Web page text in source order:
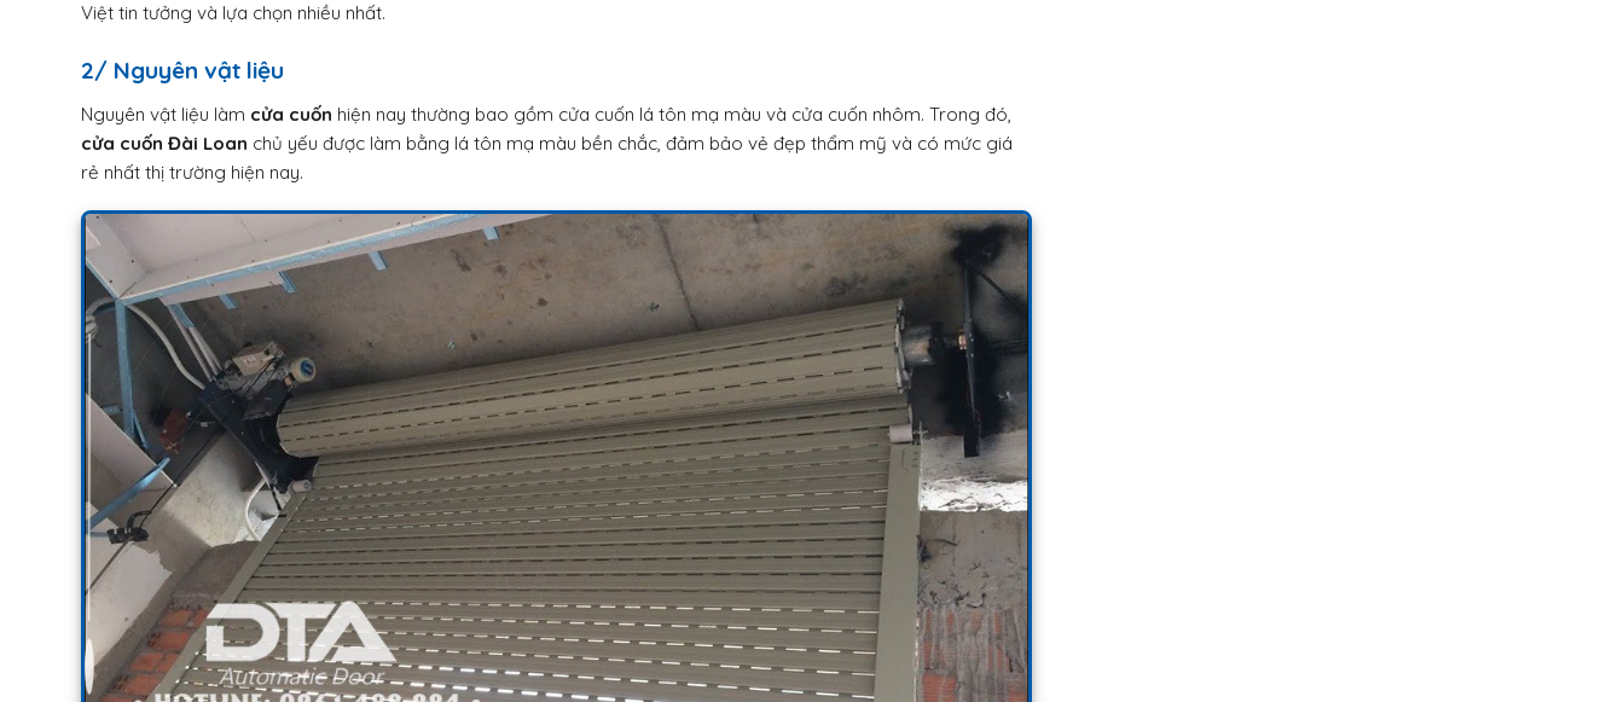
Việt tin tưởng và lựa chọn nhiều nhất.
2/ Nguyên vật liệu
Nguyên vật liệu làm cửa cuốn hiện nay thường bao gồm cửa cuốn lá tôn mạ màu và cửa cuốn nhôm. Trong đó,
cửa cuốn Đài Loan chủ yếu được làm bằng lá tôn mạ màu bền chắc, đảm bảo vẻ đẹp thẩm mỹ và có mức giá
rẻ nhất thị trường hiện nay.